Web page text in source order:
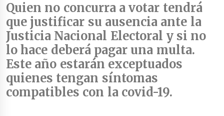
Quien no concurra a votar tendrá
que justificar su ausencia ante la
Justicia Nacional Electoral y si no
lo hace deberá pagar una multa.
Este año estarán exceptuados
quienes tengan síntomas
compatibles con la covid-19.